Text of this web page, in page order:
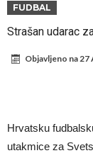
Suđenje o
oprati
Ko je
Ulazak na
novčanik –
Manchester
FUDBAL
Strašan udarac
Objavljeno na27
Hrvatsku
utakmice za